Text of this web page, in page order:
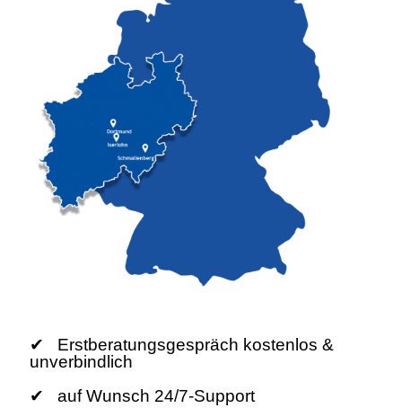
✔ Erstberatungsgespräch kostenlos &
unverbindlich
✔ auf Wunsch 24/7-Support